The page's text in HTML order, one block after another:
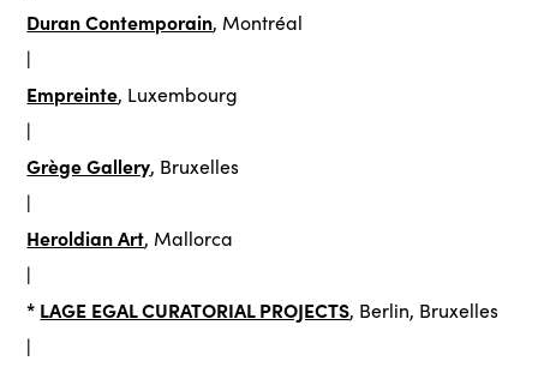
Duran Contemporain, Montréal
|
Empreinte, Luxembourg
|
Grège Gallery, Bruxelles
|
Heroldian Art, Mallorca
|
* LAGE EGAL CURATORIAL PROJECTS, Berlin, Bruxelles
|